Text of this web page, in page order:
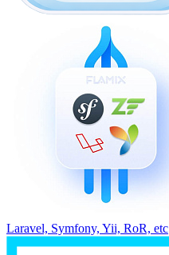
Laravel, Symfony, Yii, RoR, etc